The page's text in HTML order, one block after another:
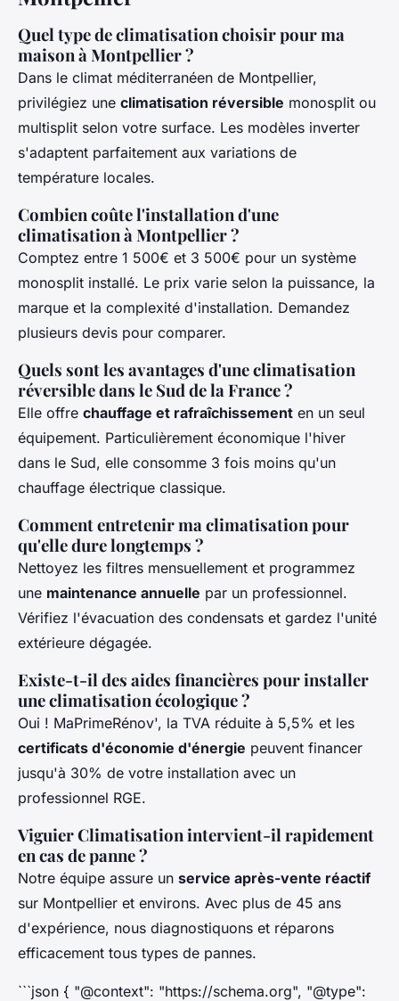
Quel type de climatisation choisir pour ma
maison à Montpellier ?
Dans le climat méditerranéen de Montpellier,
privilégiez une climatisation réversible monosplit ou
multisplit selon votre surface. Les modèles inverter
s'adaptent parfaitement aux variations de
température locales.
Combien coûte l'installation d'une
climatisation à Montpellier ?
Comptez entre 1 500€ et 3 500€ pour un système
monosplit installé. Le prix varie selon la puissance, la
marque et la complexité d'installation. Demandez
plusieurs devis pour comparer.
Quels sont les avantages d'une climatisation
réversible dans le Sud de la France ?
Elle offre chauffage et rafraîchissement en un seul
équipement. Particulièrement économique l'hiver
dans le Sud, elle consomme 3 fois moins qu'un
chauffage électrique classique.
Comment entretenir ma climatisation pour
qu'elle dure longtemps ?
Nettoyez les filtres mensuellement et programmez
une maintenance annuelle par un professionnel.
Vérifiez l'évacuation des condensats et gardez l'unité
extérieure dégagée.
Existe-t-il des aides financières pour installer
une climatisation écologique ?
Oui ! MaPrimeRénov', la TVA réduite à 5,5% et les
certificats d'économie d'énergie peuvent financer
jusqu'à 30% de votre installation avec un
professionnel RGE.
Viguier Climatisation intervient-il rapidement
en cas de panne ?
Notre équipe assure un service après-vente réactif
sur Montpellier et environs. Avec plus de 45 ans
d'expérience, nous diagnostiquons et réparons
efficacement tous types de pannes.
```json { "@context": "https://schema.org", "@type":